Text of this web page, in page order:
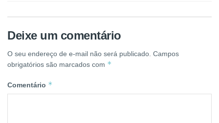
Deixe um comentário
O seu endereço de e-mail não será publicado. Campos
obrigatórios são marcados com *
Comentário *